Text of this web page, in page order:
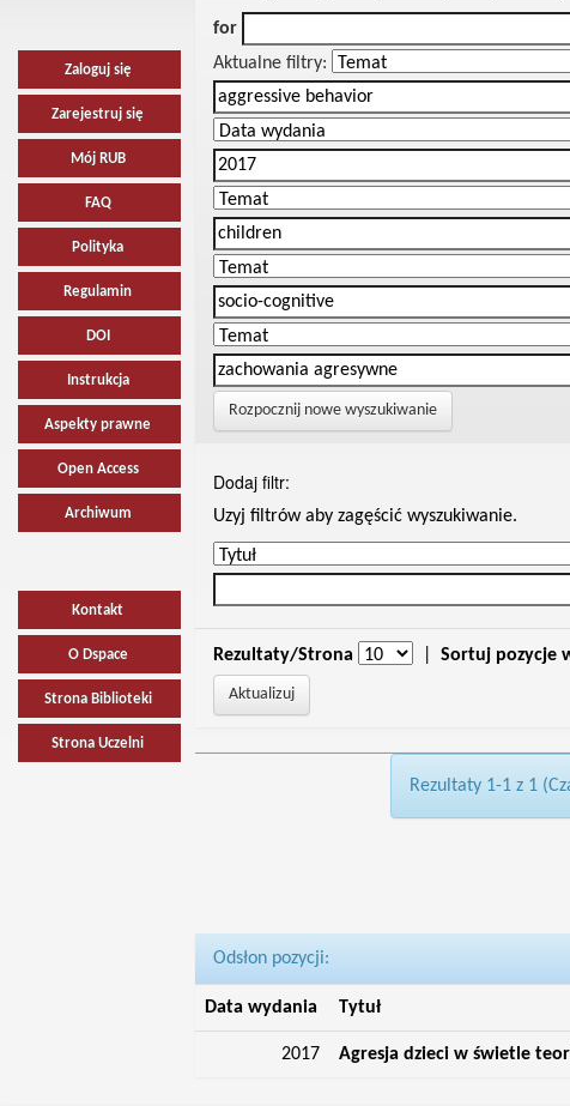
Zaloguj się
Zarejestruj się
Mój RUB
FAQ
Polityka
Regulamin
DOI
Instrukcja
Aspekty prawne
Open Access
Archiwum
Kontakt
O Dspace
Strona Biblioteki
Strona Uczelni
for
Aktualne filtry:
Rozpocznij nowe wyszukiwanie
Dodaj filtr:
Uzyj filtrów aby zagęścić wyszukiwanie.
Rezultaty/Strona Sortuj pozycje
Rezultaty 1-1 z 1
Odsłon pozycji:
Data wydania Tytuł
2017 Agresja dzieci w świetle